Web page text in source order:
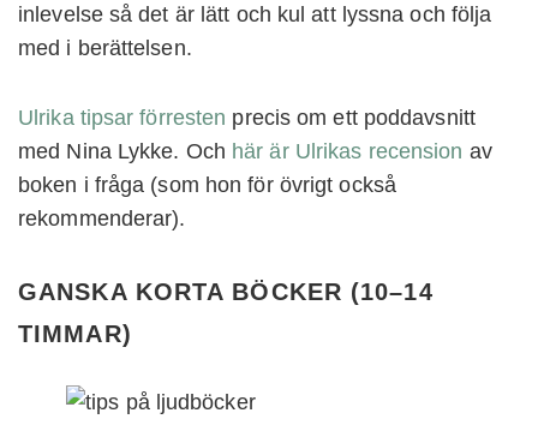
inlevelse så det är lätt och kul att lyssna och följa
med i berättelsen.
Ulrika tipsar förresten precis om ett poddavsnitt
med Nina Lykke. Och här är Ulrikas recension av
boken i fråga (som hon för övrigt också
rekommenderar).
GANSKA KORTA BÖCKER (10–14
TIMMAR)